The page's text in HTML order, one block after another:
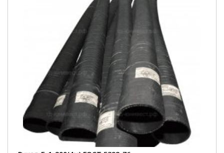
Внутрішній діаметр
3 Атм
Умови покупки
від 1 шт
Колір рукава
чорний
Довжина рукава
4000 мм
Конструкція
армований ниткою та
металевою спіраллю
Діапазон робочих
температур
від -35 до +90 С
Відповідність
нормативному документу
ГОСТ 5398-76
Виробництво
Курськ